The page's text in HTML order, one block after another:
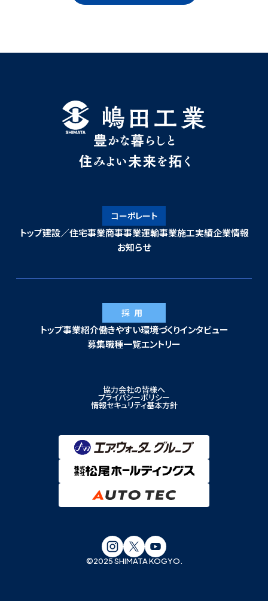
コーポレート
トップ建設／住宅事業商事事業運輸事業施工実績企業情報
お知らせ
採用
トップ事業紹介働きやすい環境づくりインタビュー
募集職種一覧エントリー
協力会社の皆様へ
プライバシーポリシー
情報セキュリティ基本方針
©︎2025 SHIMATA KOGYO.